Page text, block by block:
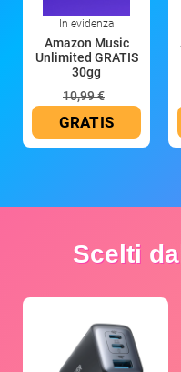
In evidenza
Amazon Music
Unlimited GRATIS
30gg
10,99 €
GRATIS
Scelti